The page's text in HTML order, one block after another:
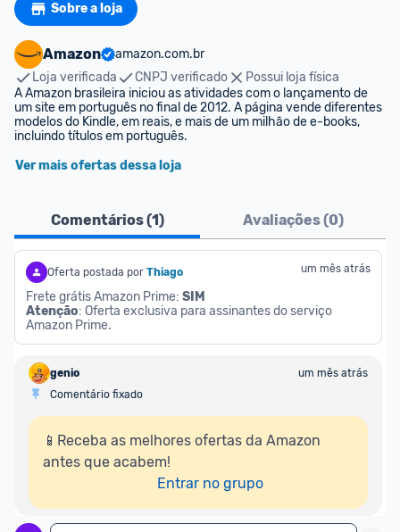
Sobre a loja
Amazon
amazon.com.br
Loja verificada
CNPJ verificado
Possui loja física
A Amazon brasileira iniciou as atividades com o lançamento de
um site em português no final de 2012. A página vende diferentes
modelos do Kindle, em reais, e mais de um milhão de e-books,
incluindo títulos em português.
Ver mais ofertas dessa loja
Comentários (1) Avaliações (0)
Oferta postada por Thiago um mês atrás
Frete grátis Amazon Prime: SIM
Atenção: Oferta exclusiva para assinantes do serviço
Amazon Prime.
genio
um mês atrás
Comentário fixado
📱Receba as melhores ofertas da Amazon
antes que acabem!
Entrar no grupo